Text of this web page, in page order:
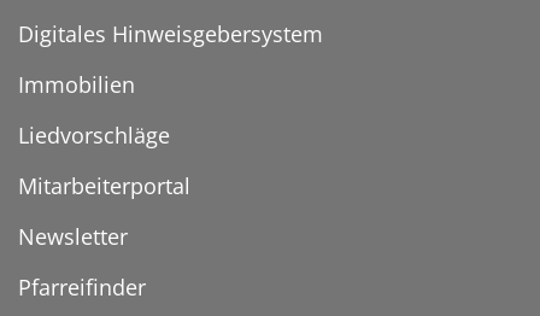
Digitales Hinweisgebersystem
Immobilien
Liedvorschläge
Mitarbeiterportal
Newsletter
Pfarreifinder